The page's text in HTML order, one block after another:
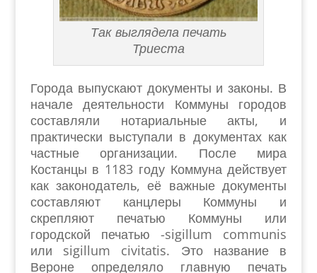
Так выглядела печать
Триеста
Города выпускают документы и законы. В
начале деятельности Коммуны городов
составляли нотариальные акты, и
практически выступали в документах как
частные организации. После мира
Костанцы в 1183 году Коммуна действует
как законодатель, её важные документы
составляют канцлеры Коммуны и
скрепляют печатью Коммуны или
городской печатью -sigillum communis
или sigillum civitatis. Это название в
Вероне определяло главную печать